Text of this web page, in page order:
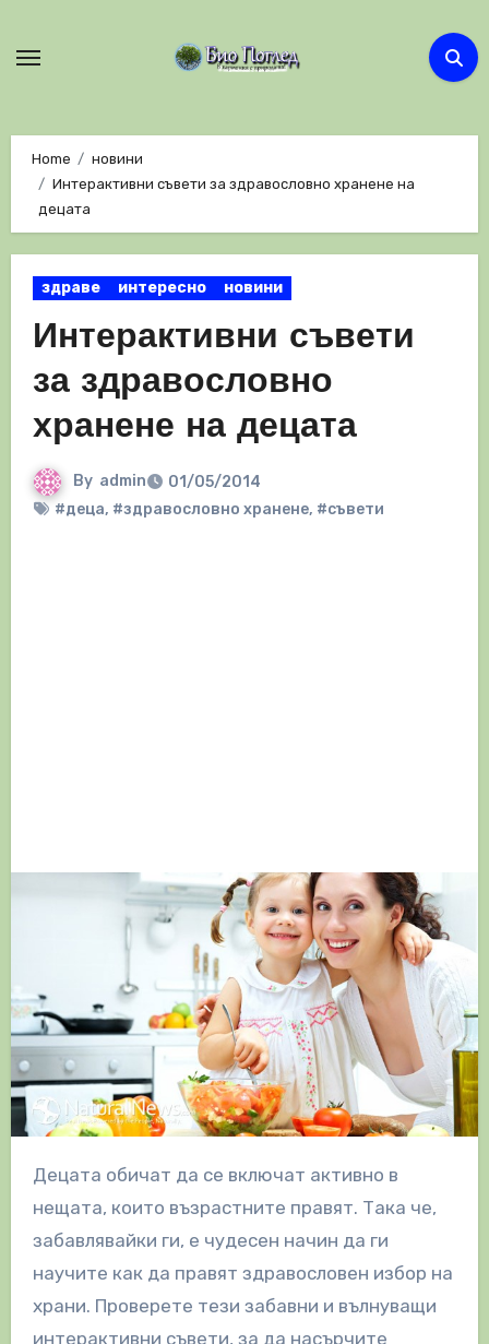
Home
новини
Интерактивни съвети за здравословно хранене на
децата
здраве интересно новини
Интерактивни съвети
за здравословно
хранене на децата
By admin
01/05/2014
#деца, #здравословно хранене, #съвети
Децата обичат да се включат активно в
нещата, които възрастните правят. Така че,
забавлявайки ги, е чудесен начин да ги
научите как да правят здравословен избор на
храни. Проверете тези забавни и вълнуващи
интерактивни съвети, за да насърчите